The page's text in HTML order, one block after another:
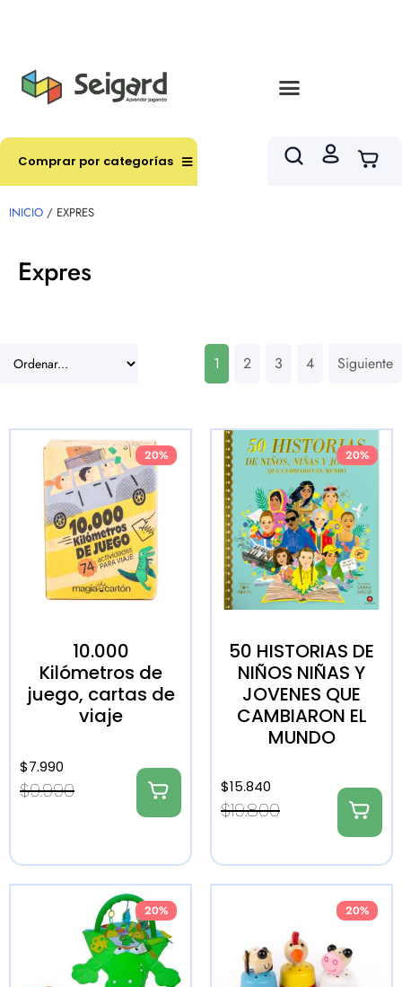
Comprar por categorías
INICIO / EXPRES
Expres
1 2 3 4 Siguiente
20%
10.000
Kilómetros de
juego, cartas de
viaje
$9.990
$7.990
20%
50 HISTORIAS DE
NIÑOS NIÑAS Y
JOVENES QUE
CAMBIARON EL
MUNDO
$19.800
$15.840
20% 20%